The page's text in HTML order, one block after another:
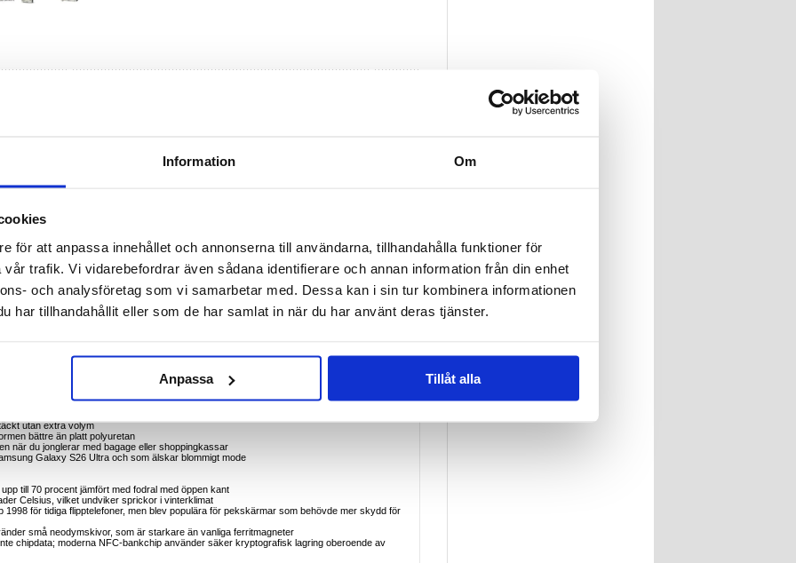
Information Om
för att anpassa innehållet och annonserna till användarna, tillhandahålla funktioner för
trafik. Vi vidarebefordrar även sådana identifierare och annan information från din enhet
och analysföretag som vi samarbetar med. Dessa kan i sin tur kombinera informationen
har tillhandahållit eller som de har samlat in när du har använt deras tjänster.
Anpassa Tillåt alla
S26 Ultra - med rem och kortfack
tunn flip-plånbok som kombinerar säkert skydd och praktisk användning i vardagen. Den
ger en elegant stil, medan ett mjukt TPU-skal dämpar fall och ett polyuretanomslag
och en medföljande handledsrem gör det här fodralet till den perfekta lösningen för
för stöt- och reptålighet
för en raffinerad, feminin look
håller det viktigaste på ett ställe
och enkel bärning på resande fot
läsning eller streaming
port- och högtalarutskärningar för problemfri användning
ta en snabb fika och förvara kort och kontanter tillsammans
en serie handsfree
runt handen
under den dagliga pendlingen
för samordnade stilbilder
accessoar, vilket minskar röran
utan extra volym
bättre än platt polyuretan
när du jonglerar med bagage eller shoppingkassar
Galaxy S26 Ultra och som älskar blommigt mode
till 70 procent jämfört med fodral med öppen kant
Celsius, vilket undviker sprickor i vinterklimat
för tidiga flipptelefoner, men blev populära för pekskärmar som behövde mer skydd för
små neodymskivor, som är starkare än vanliga ferritmagneter
chipdata; moderna NFC-bankchip använder säker kryptografisk lagring oberoende av